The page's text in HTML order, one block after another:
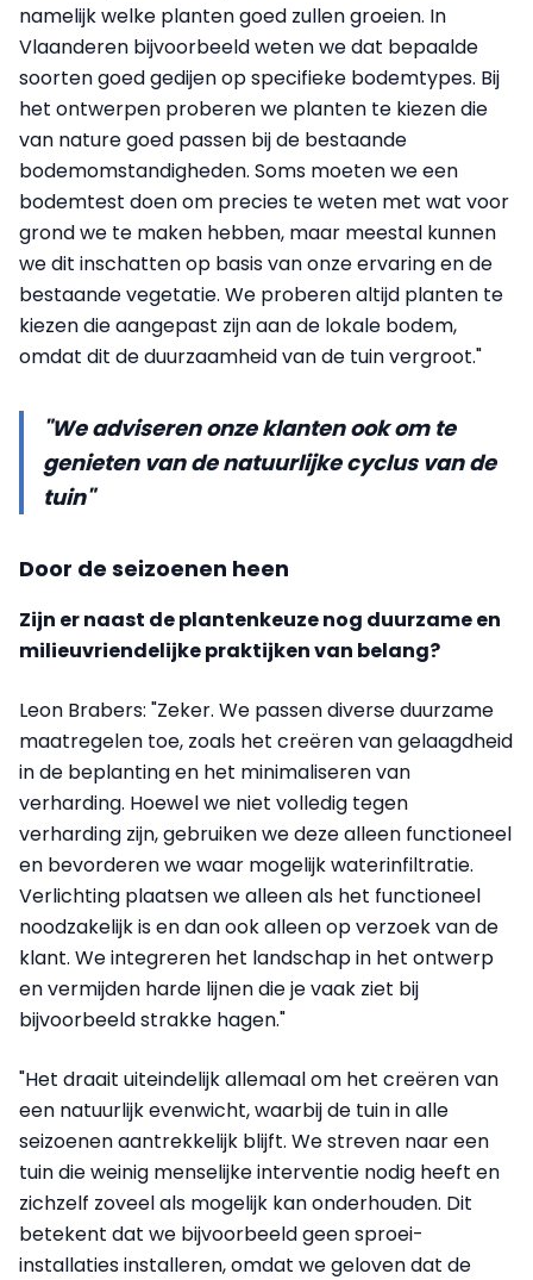
namelijk welke planten goed zullen groeien. In
Vlaanderen bijvoorbeeld weten we dat bepaalde
soorten goed gedijen op specifieke bodemtypes. Bij
het ontwerpen proberen we planten te kiezen die
van nature goed passen bij de bestaande
bodemomstandigheden. Soms moeten we een
bodemtest doen om precies te weten met wat voor
grond we te maken hebben, maar meestal kunnen
we dit inschatten op basis van onze ervaring en de
bestaande vegetatie. We proberen altijd planten te
kiezen die aangepast zijn aan de lokale bodem,
omdat dit de duurzaamheid van de tuin vergroot."
"We adviseren onze klanten ook om te
genieten van de natuurlijke cyclus van de
tuin"
Door de seizoenen heen
Zijn er naast de plantenkeuze nog duurzame en
milieuvriendelijke praktijken van belang?
Leon Brabers: "Zeker. We passen diverse duurzame
maatregelen toe, zoals het creëren van gelaagdheid
in de beplanting en het minimaliseren van
verharding. Hoewel we niet volledig tegen
verharding zijn, gebruiken we deze alleen functioneel
en bevorderen we waar mogelijk waterinfiltratie.
Verlichting plaatsen we alleen als het functioneel
noodzakelijk is en dan ook alleen op verzoek van de
klant. We integreren het landschap in het ontwerp
en vermijden harde lijnen die je vaak ziet bij
bijvoorbeeld strakke hagen."
"Het draait uiteindelijk allemaal om het creëren van
een natuurlijk evenwicht, waarbij de tuin in alle
seizoenen aantrekkelijk blijft. We streven naar een
tuin die weinig menselijke interventie nodig heeft en
zichzelf zoveel als mogelijk kan onderhouden. Dit
betekent dat we bijvoorbeeld geen sproei-
installaties installeren, omdat we geloven dat de